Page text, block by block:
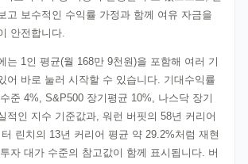
고 보수적인 수익률 가정과 함께 여유 자금을
안전합니다.
는 1인 평균(월 168만 9천원)을 포함해 여러 기
어 바로 눌러 시작할 수 있습니다. 기대수익률
준 4%, S&P500 장기평균 10%, 나스닥 장기
적인 지수 기준값과, 워런 버핏의 58년 커리어
린치의 13년 커리어 평균 약 29.2%처럼 재현
자 대가 수준의 참고값이 함께 표시됩니다. 버